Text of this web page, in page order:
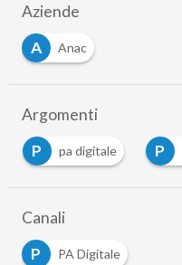
Aziende
A
Anac
Argomenti
P
pa digitale P
Canali
P
PA Digitale